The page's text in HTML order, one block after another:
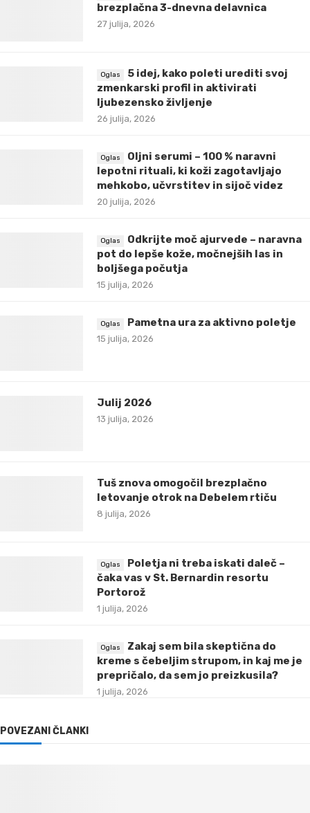
brezplačna 3-dnevna delavnica
27 julija, 2026
5 idej, kako poleti urediti svoj
zmenkarski profil in aktivirati
ljubezensko življenje
26 julija, 2026
Oljni serumi – 100 % naravni
lepotni rituali, ki koži zagotavljajo
mehkobo, učvrstitev in sijoč videz
20 julija, 2026
Odkrijte moč ajurvede – naravna
pot do lepše kože, močnejših las in
boljšega počutja
15 julija, 2026
Pametna ura za aktivno poletje
15 julija, 2026
Julij 2026
13 julija, 2026
Tuš znova omogočil brezplačno
letovanje otrok na Debelem rtiču
8 julija, 2026
Poletja ni treba iskati daleč –
čaka vas v St. Bernardin resortu
Portorož
1 julija, 2026
Zakaj sem bila skeptična do
kreme s čebeljim strupom, in kaj me je
prepričalo, da sem jo preizkusila?
1 julija, 2026
POVEZANI ČLANKI